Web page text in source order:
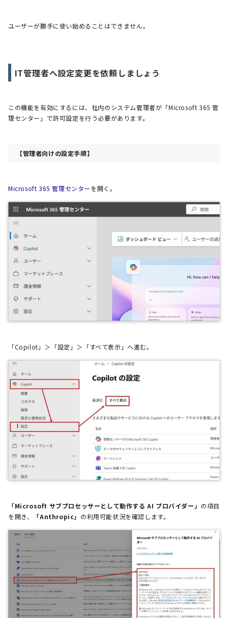
ユーザーが勝手に使い始めることはできません。
IT管理者へ設定変更を依頼しましょう
この機能を有効にするには、社内のシステム管理者が「Microsoft 365 管
理センター」で許可設定を行う必要があります。
【管理者向けの設定手順】
Microsoft 365 管理センターを開く。
「Copilot」＞「設定」＞「すべて表示」へ進む。
「Microsoft‎ サブプロセッサーとして動作する AI プロバイダー」 の項目
を開き、
「Anthropic」 の利用可能状況を確認します。